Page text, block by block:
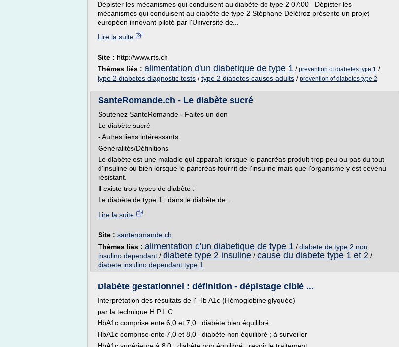
Dépister les mécanismes qui conduisent au diabète de type 2 07:00 Dépister les
mécanismes qui conduisent au diabète de type 2 Stéphane Délétroz présente un projet
européen innovant piloté par l'Université de...
Lire la suite
Site : http://www.rts.ch
Thèmes liés : alimentation d'un diabetique de type 1 / prevention of diabetes type 1 /
type 2 diabetes diagnostic tests / type 2 diabetes causes adults / prevention of diabetes type 2
SanteRomande.ch - Le diabète sucré
Soutenez SanteRomande - Faites un don
Le diabète sucré
- Autres liens intéressants
Généralités/Définitions
Le diabète est une maladie qui apparaît lorsque le pancréas produit trop peu ou pas du tout
d'insuline ou bien lorsque le pancréas fournit de l'insuline mais que l'organisme y est devenu
résistant.
Il existe trois types de diabète :
Le diabète de type 1 : dans le diabète de...
Lire la suite
Site : santeromande.ch
Thèmes liés : alimentation d'un diabetique de type 1 / diabete de type 2 non
insulino dependant / diabete type 2 insuline / cause du diabete type 1 et 2 /
diabete insulino dependant type 1
Diabète gestationnel : définition - dépistage ciblé ...
Interprétation des résultats de l' Hb A1c (Hémoglobine glyquée)
par la technique H.P.L.C
HbA1c comprise ente 6,0 et 7,0 : diabète bien équilibré
HbA1c comprise ente 7,0 et 8,0 : diabète non équilibré ; à surveiller